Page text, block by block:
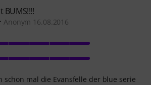
BUMS!!!!
Anonym 16.08.2016
schon mal die Evansfelle der blue serie